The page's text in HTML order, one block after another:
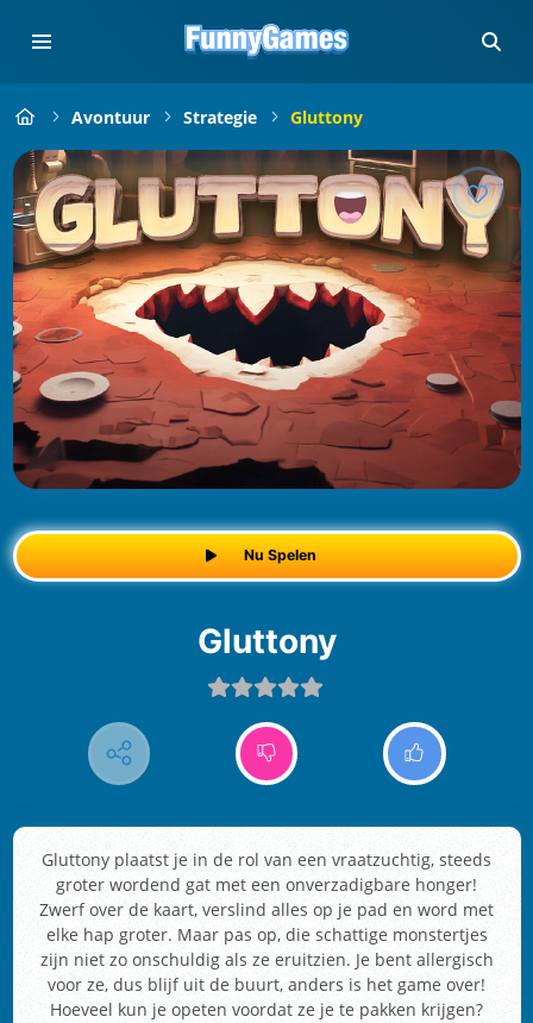
Avontuur Strategie Gluttony
Nu Spelen
Gluttony
Gluttony plaatst je in de rol van een vraatzuchtig, steeds
groter wordend gat met een onverzadigbare honger!
Zwerf over de kaart, verslind alles op je pad en word met
elke hap groter. Maar pas op, die schattige monstertjes
zijn niet zo onschuldig als ze eruitzien. Je bent allergisch
voor ze, dus blijf uit de buurt, anders is het game over!
Hoeveel kun je opeten voordat ze je te pakken krijgen?